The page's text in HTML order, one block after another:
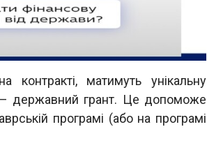
контракті, матимуть унікальну
— державний грант. Це допоможе
програмі (або на програмі